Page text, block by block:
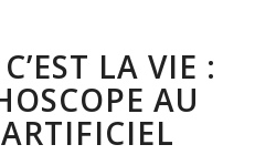
LA VIE :
AU